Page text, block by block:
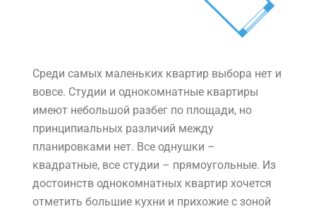
Среди самых маленьких квартир выбора нет и
вовсе. Студии и однокомнатные квартиры
имеют небольшой разбег по площади, но
принципиальных различий между
планировками нет. Все однушки –
квадратные, все студии – прямоугольные. Из
достоинств однокомнатных квартир хочется
отметить большие кухни и прихожие с зоной